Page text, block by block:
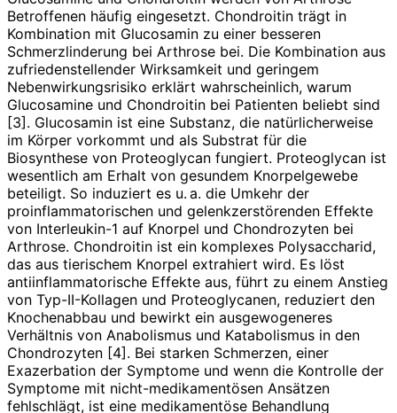
Betroffenen häufig eingesetzt. Chondroitin trägt in
Kombination mit Glucosamin zu einer besseren
Schmerzlinderung bei Arthrose bei. Die Kombination aus
zufriedenstellender Wirksamkeit und geringem
Nebenwirkungsrisiko erklärt wahrscheinlich, warum
Glucosamine und Chondroitin bei Patienten beliebt sind
[3]. Glucosamin ist eine Substanz, die natürlicherweise
im Körper vorkommt und als Substrat für die
Biosynthese von Proteoglycan fungiert. Proteoglycan ist
wesentlich am Erhalt von gesundem Knorpelgewebe
beteiligt. So induziert es u. a. die Umkehr der
proinflammatorischen und gelenkzerstörenden Effekte
von Interleukin-1 auf Knorpel und Chondrozyten bei
Arthrose. Chondroitin ist ein komplexes Polysaccharid,
das aus tierischem Knorpel extrahiert wird. Es löst
antiinflammatorische Effekte aus, führt zu einem Anstieg
von Typ-II-Kollagen und Proteoglycanen, reduziert den
Knochenabbau und bewirkt ein ausgewogeneres
Verhältnis von Anabolismus und Katabolismus in den
Chondrozyten [4]. Bei starken Schmerzen, einer
Exazerbation der Symptome und wenn die Kontrolle der
Symptome mit nicht-medikamentösen Ansätzen
fehlschlägt, ist eine medikamentöse Behandlung